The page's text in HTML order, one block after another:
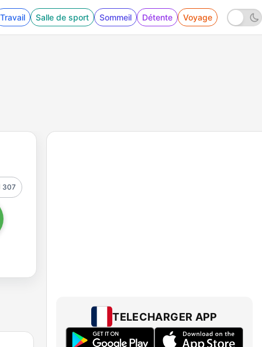
Travail Salle de sport Sommeil Détente Voyage
307
TELECHARGER APP